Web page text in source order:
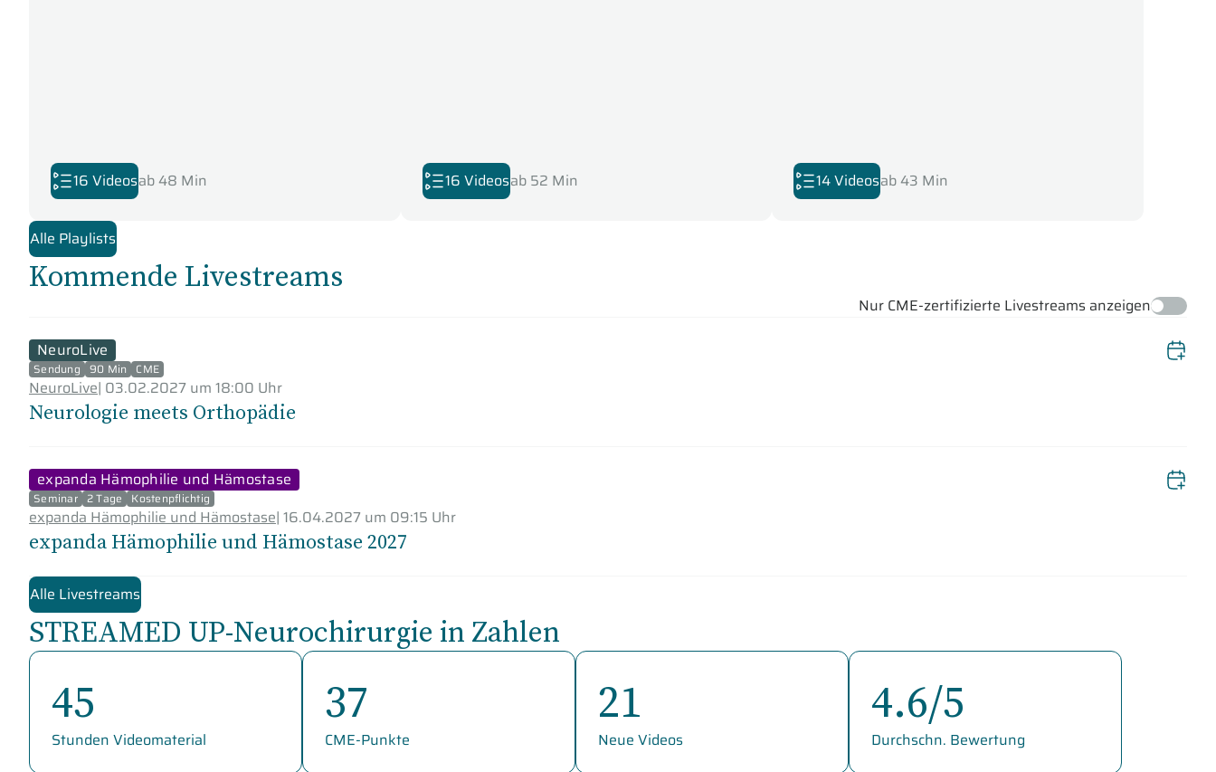
16 Videosab 48 Min 16 Videosab 52 Min 14 Videosab 43 Min
Alle Playlists
Kommende Livestreams
Nur CME-zertifizierte Livestreams anzeigen
NeuroLive
Sendung 90 Min CME
NeuroLive| 03.02.2027 um 18:00 Uhr
Neurologie meets Orthopädie
expanda Hämophilie und Hämostase
Seminar 2 Tage Kostenpflichtig
expanda Hämophilie und Hämostase| 16.04.2027 um 09:15 Uhr
expanda Hämophilie und Hämostase 2027
Alle Livestreams
STREAMED UP-Neurochirurgie in Zahlen
45
Stunden Videomaterial
37
CME-Punkte
21
Neue Videos
4.6/5
Durchschn. Bewertung